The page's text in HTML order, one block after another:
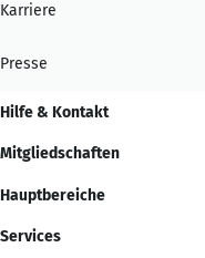
Karriere
Presse
Hilfe & Kontakt
Mitgliedschaften
Hauptbereiche
Services